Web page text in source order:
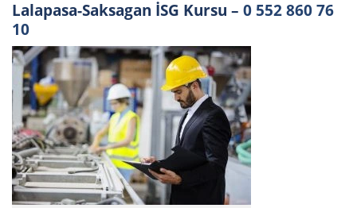
Lalapasa-Saksagan İSG Kursu – 0 552 860 76
10